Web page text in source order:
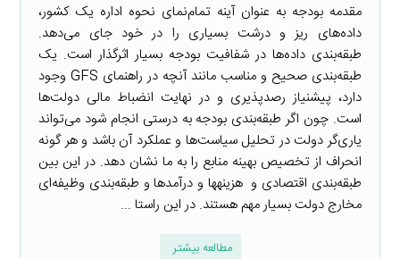
مقدمه بودجه به عنوان آینه تمام‌نمای نحوه اداره یک کشور،
داده‌های ریز و درشت بسیاری را در خود جای می‌دهد.
طبقه‌بندی داده‌ها در شفافیت بودجه بسیار اثرگذار است. یک
طبقه‌بندی صحیح و مناسب مانند آنچه در راهنمای GFS وجود
دارد، پیشنیاز رصدپذیری و در نهایت انضباط مالی دولت‌ها
است. چون اگر طبقه‌بندی بودجه به درستی انجام شود می‌تواند
یاری‌گر دولت در تحلیل سیاست‌ها و عملکرد آن باشد و هر گونه
انحراف از تخصیص بهینه منابع را به ما نشان دهد. در این بین
طبقه‌بندی‌ اقتصادی و هزینه‎ها و درآمدها و طبقه‌بندی وظیفه‌ای
مخارج دولت بسیار مهم‌ هستند. در این راستا ...
مطالعه بیشتر